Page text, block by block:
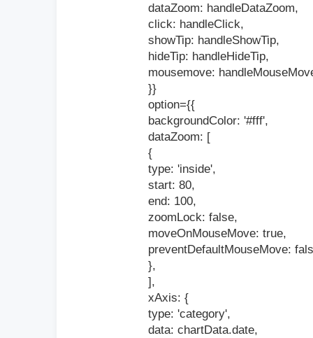
dataZoom: handleDataZoom,
click: handleClick,
showTip: handleShowTip,
hideTip: handleHideTip,
mousemove:
}}
option={{
backgroundColor: '#fff',
dataZoom: [
{
type: 'inside',
start: 80,
end: 100,
zoomLock: false,
moveOnMouseMove: true,
preventDefaultMouseMove:
},
],
xAxis: {
type: 'category',
data: chartData.date,